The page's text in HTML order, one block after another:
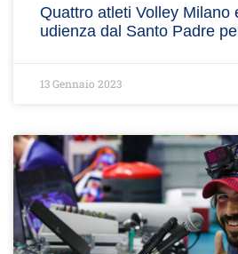
Quattro atleti Volley Milano
udienza dal Santo Padre
13 Gennaio 2023